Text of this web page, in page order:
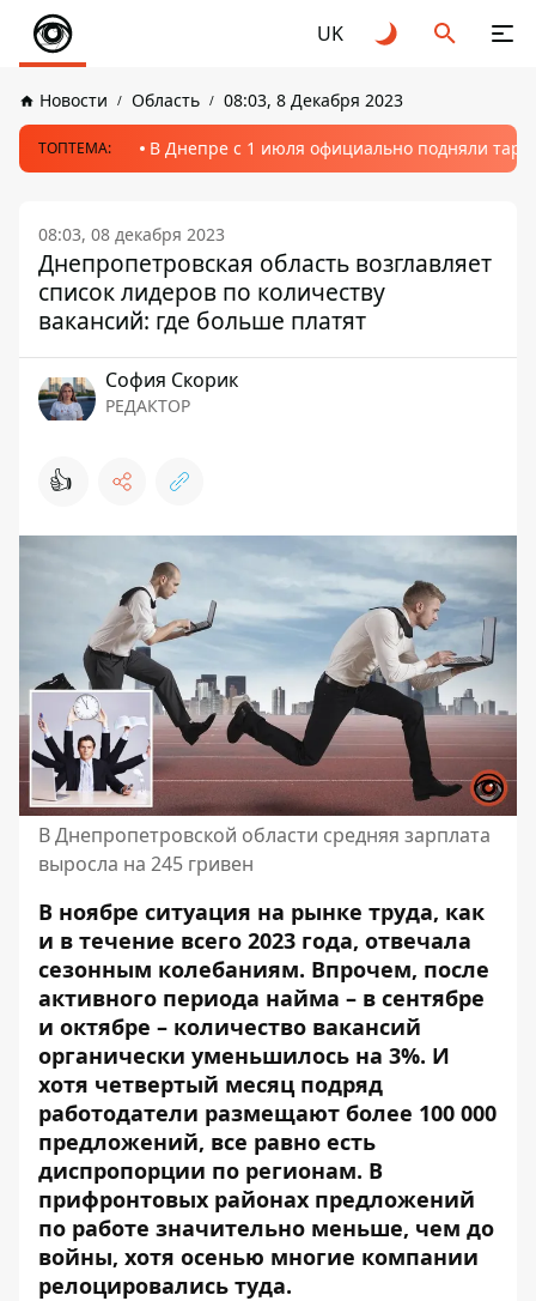
UK
Новости Область 08:03, 8 Декабря 2023
ТОПТЕМА: В Днепре с 1 июля официально подняли
08:03, 08 декабря 2023
Днепропетровская область возглавляет
список лидеров по количеству
вакансий: где больше платят
София Скорик
РЕДАКТОР
👍
В Днепропетровской области средняя зарплата
выросла на 245 гривен
В ноябре ситуация на рынке труда, как
и в течение всего 2023 года, отвечала
сезонным колебаниям. Впрочем, после
активного периода найма – в сентябре
и октябре – количество вакансий
органически уменьшилось на 3%. И
хотя четвертый месяц подряд
работодатели размещают более 100 000
предложений, все равно есть
диспропорции по регионам. В
прифронтовых районах предложений
по работе значительно меньше, чем до
войны, хотя осенью многие компании
релоцировались туда.